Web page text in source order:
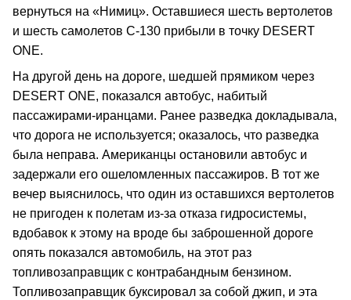
вернуться на «Нимиц». Оставшиеся шесть вертолетов
и шесть самолетов С-130 прибыли в точку DESERT
ONE.
На другой день на дороге, шедшей прямиком через
DESERT ONE, показался автобус, набитый
пассажирами-иранцами. Ранее разведка докладывала,
что дорога не используется; оказалось, что разведка
была неправа. Американцы остановили автобус и
задержали его ошеломленных пассажиров. В тот же
вечер выяснилось, что один из оставшихся вертолетов
не пригоден к полетам из-за отказа гидросистемы,
вдобавок к этому на вроде бы заброшенной дороге
опять показался автомобиль, на этот раз
топливозаправщик с контрабандным бензином.
Топливозаправщик буксировал за собой джип, и эта